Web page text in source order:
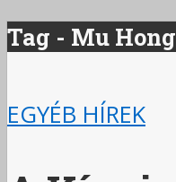
Tag - Mu Hong
EGYÉB HÍREK